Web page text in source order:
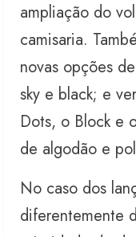
ampliação do
camisaria.
novas opções
sky e black; e
Dots, o Block e
de algodão e
No caso dos
diferentemente